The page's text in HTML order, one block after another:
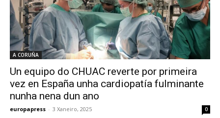
A CORUÑA
Un equipo do CHUAC reverte por primeira
vez en España unha cardiopatía fulminante
nunha nena dun ano
europapress - 3 Xaneiro, 2025 0